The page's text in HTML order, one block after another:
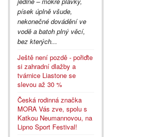
písek úplně všude,
nekonečné dovádění ve
vodě a batoh plný věcí,
bez kterých...
Ještě není pozdě - pořiďte
si zahradní dlažby a
tvárnice Liastone se
slevou až 30 %
Česká rodinná značka
MORA Vás zve, spolu s
Katkou Neumannovou, na
Lipno Sport Festival!